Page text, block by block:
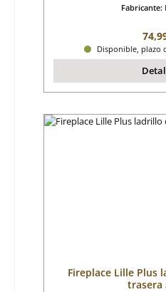
Fabricante:
Disponible, plazo
Fireplace Lille Plus
trasera